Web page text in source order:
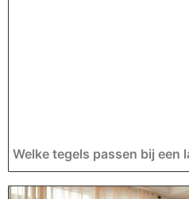
Welke tegels passen bij een